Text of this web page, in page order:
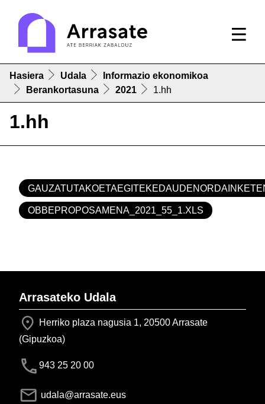
Hasiera Udala
Informazio ekonomikoa
Berankortasuna
2021 1.hh
1.hh
OBBEPROPOSAMENA_2021_55_1.XLS
Arrasateko Udala
Herriko plaza nagusia 1, 20500 Arrasate
(Gipuzkoa)
943 25 20 00
udala@arrasate.eus